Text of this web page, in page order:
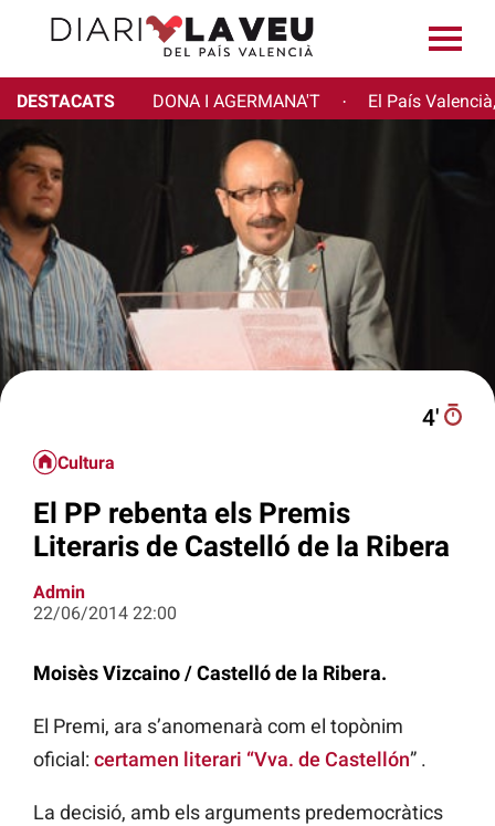
DESTACATS DONA I AGERMANA'T · El País
4′
Cultura
El PP rebenta els Premis
Literaris de Castelló de la Ribera
Admin
22/06/2014 22:00
Moisès Vizcaino / Castelló de la Ribera.
El Premi, ara s’anomenarà com el topònim
oficial: certamen literari “Vva. de Castellón” .
La decisió, amb els arguments predemocràtics